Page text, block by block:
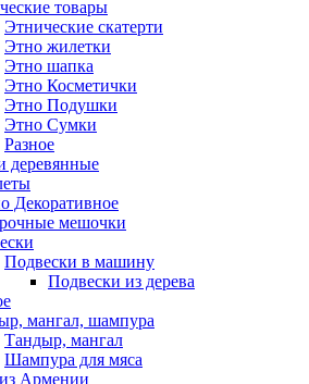
товары
Этнические скатерти
Этно жилетки
Этно шапка
Этно Косметички
Этно Подушки
Этно Сумки
Разное
деревянные
Декоративное
мешочки
Подвески в машину
Подвески из дерева
мангал, шампура
Тандыр, мангал
Шампура для мяса
Армении